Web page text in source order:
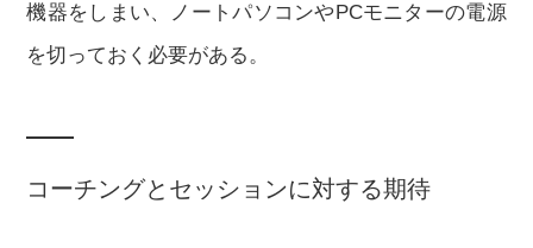
機器をしまい、ノートパソコンやPCモニターの電源
を切っておく必要がある。
コーチングとセッションに対する期待